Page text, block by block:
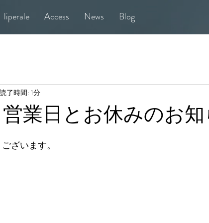
liperale Access News Blog
業日とお休みのお知
読了時間: 1分
ざいます。